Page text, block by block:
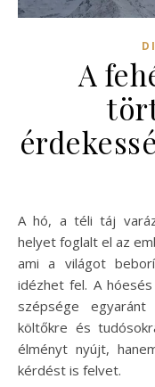
A
A hó, a téli táj varázslatos eleme, mindig is különleges
helyet foglalt el az
ami a világot
idézhet fel. A
szépsége
költőkre és
élményt nyújt,
kérdést is felvet.